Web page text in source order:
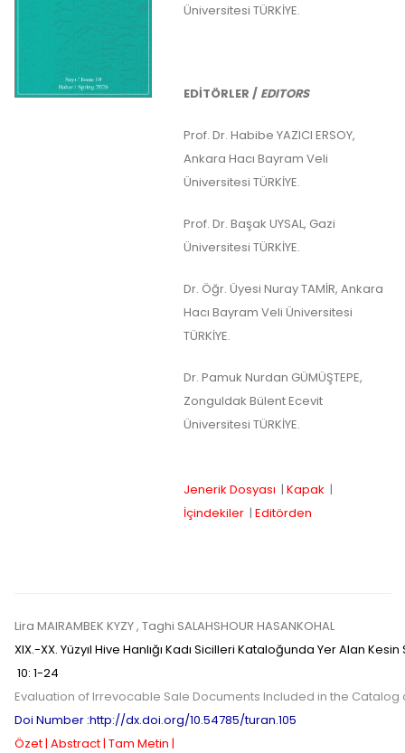
Üniversitesi TÜRKİYE.
EDİTÖRLER / EDITORS
Prof. Dr. Habibe YAZICI ERSOY,
Ankara Hacı Bayram Veli
Üniversitesi TÜRKİYE.
Prof. Dr. Başak UYSAL, Gazi
Üniversitesi TÜRKİYE.
Dr. Öğr. Üyesi Nuray TAMİR, Ankara
Hacı Bayram Veli Üniversitesi
TÜRKİYE.
Dr. Pamuk Nurdan GÜMÜŞTEPE,
Zonguldak Bülent Ecevit
Üniversitesi TÜRKİYE.
Jenerik Dosyası | Kapak |
İçindekiler | Editörden
Lira MAIRAMBEK KYZY, Taghi SALAHSHOUR HASANKOHAL
XIX.-XX. Yüzyıl Hive Hanlığı Kadı Sicilleri Kataloğunda Yer Alan
10: 1-24
Evaluation of Irrevocable Sale Documents Included in the
Doi Number :http://dx.doi.org/10.54785/turan.105
Özet | Abstract | Tam Metin |